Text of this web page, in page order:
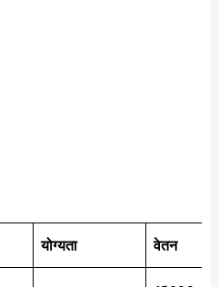
योग्यता वेतन